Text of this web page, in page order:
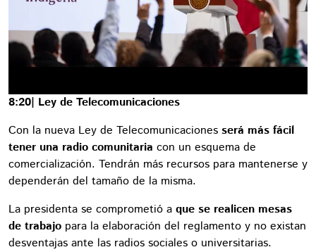
8:20| Ley de Telecomunicaciones
Con la nueva Ley de Telecomunicaciones será más fácil
tener una radio comunitaria con un esquema de
comercialización. Tendrán más recursos para mantenerse y
dependerán del tamaño de la misma.
La presidenta se comprometió a que se realicen mesas
de trabajo para la elaboración del reglamento y no existan
desventajas ante las radios sociales o universitarias.